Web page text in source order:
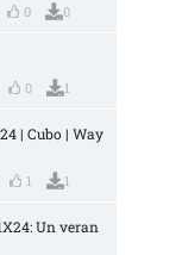
0 0
0 1
| Cubo | Way
1 1
Un veran